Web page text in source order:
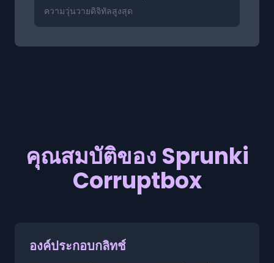
ความวุ่นวายดิจิทัลสูงสุด
คุณสมบัติของ Sprunki
Corruptbox
องค์ประกอบกลิทช์